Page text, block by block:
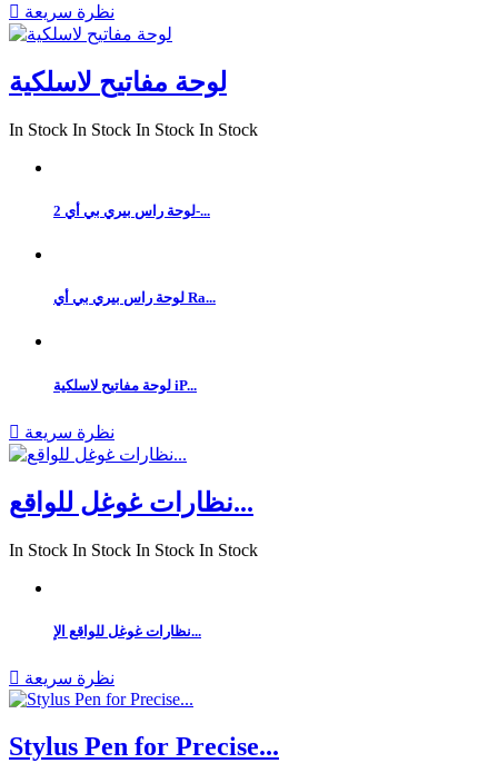
 نظرة سريعة
لوحة مفاتيح لاسلكية
In Stock In Stock In Stock In Stock
لوحة راس بيري بي أي 2-...
لوحة راس بيري بي أي Ra...
لوحة مفاتيح لاسلكية iP...
 نظرة سريعة
نظارات غوغل للواقع...
In Stock In Stock In Stock In Stock
نظارات غوغل للواقع الإ...
 نظرة سريعة
Stylus Pen for Precise...